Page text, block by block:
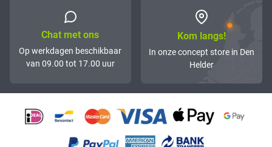
Chat met ons
Op werkdagen beschikbaar
van 09.00 tot 17.00 uur
Kom langs!
In onze concept store in Den
Helder